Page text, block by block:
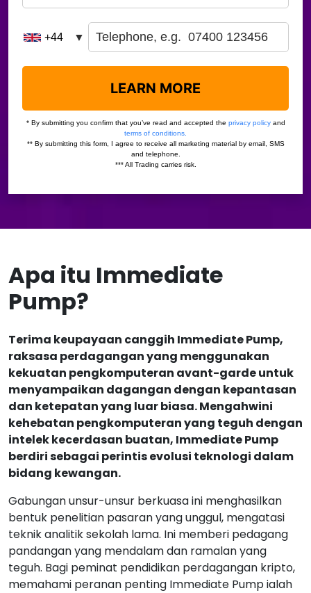
Apa itu Immediate
Pump?
Terima keupayaan canggih Immediate Pump,
raksasa perdagangan yang menggunakan
kekuatan pengkomputeran avant-garde untuk
menyampaikan dagangan dengan kepantasan
dan ketepatan yang luar biasa. Mengahwini
kehebatan pengkomputeran yang teguh dengan
intelek kecerdasan buatan, Immediate Pump
berdiri sebagai perintis evolusi teknologi dalam
bidang kewangan.
Gabungan unsur-unsur berkuasa ini menghasilkan
bentuk penelitian pasaran yang unggul, mengatasi
teknik analitik sekolah lama. Ini memberi pedagang
pandangan yang mendalam dan ramalan yang
teguh. Bagi peminat pendidikan perdagangan kripto,
memahami peranan penting Immediate Pump ialah